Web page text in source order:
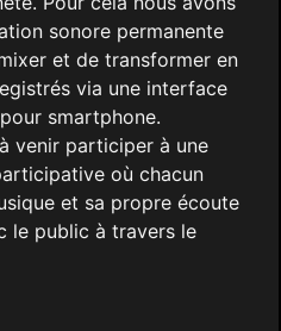
sonore permanente
et de transformer en
via une interface
smartphone.
venir participer à une
où chacun
et sa propre écoute
le public à travers le